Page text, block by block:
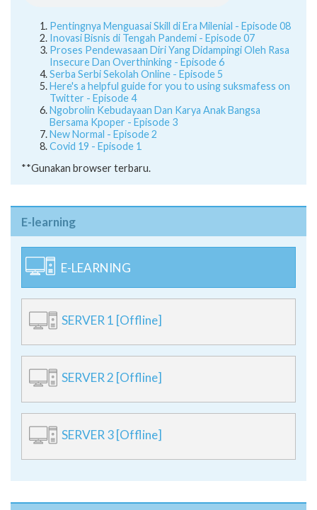
Pentingnya Menguasai Skill di Era Milenial - Episode 08
Inovasi Bisnis di Tengah Pandemi - Episode 07
Proses Pendewasaan Diri Yang Didampingi Oleh Rasa
Insecure Dan Overthinking - Episode 6
Serba Serbi Sekolah Online - Episode 5
Here's a helpful guide for you to using suksmafess on
Twitter - Episode 4
Ngobrolin Kebudayaan Dan Karya Anak Bangsa
Bersama Kpoper - Episode 3
New Normal - Episode 2
Covid 19 - Episode 1
**Gunakan browser terbaru.
E-learning
E-LEARNING
SERVER 1 [Offline]
SERVER 2 [Offline]
SERVER 3 [Offline]